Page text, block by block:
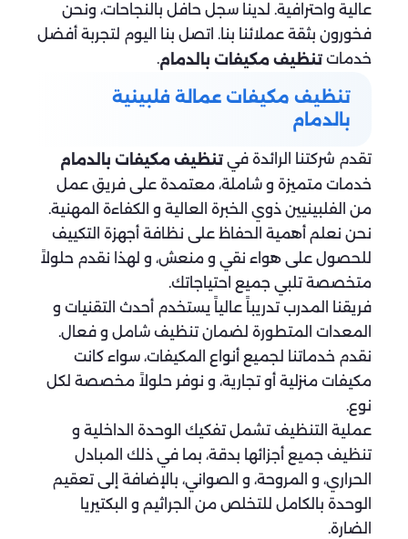
عالية واحترافية. لدينا سجل حافل بالنجاحات، ونحن
فخورون بثقة عملائنا بنا. اتصل بنا اليوم لتجربة أفضل
خدمات تنظيف مكيفات بالدمام.
تنظيف مكيفات عمالة فلبينية
بالدمام
تقدم شركتنا الرائدة في تنظيف مكيفات بالدمام
خدمات متميزة و شاملة، معتمدة على فريق عمل
من الفلبينيين ذوي الخبرة العالية و الكفاءة المهنية.
نحن نعلم أهمية الحفاظ على نظافة أجهزة التكييف
للحصول على هواء نقي و منعش، و لهذا نقدم حلولاً
متخصصة تلبي جميع احتياجاتك.
فريقنا المدرب تدريباً عالياً يستخدم أحدث التقنيات و
المعدات المتطورة لضمان تنظيف شامل و فعال.
نقدم خدماتنا لجميع أنواع المكيفات، سواء كانت
مكيفات منزلية أو تجارية، و نوفر حلولاً مخصصة لكل
نوع.
عملية التنظيف تشمل تفكيك الوحدة الداخلية و
تنظيف جميع أجزائها بدقة، بما في ذلك المبادل
الحراري، و المروحة، و الصواني، بالإضافة إلى تعقيم
الوحدة بالكامل للتخلص من الجراثيم و البكتيريا
الضارة.